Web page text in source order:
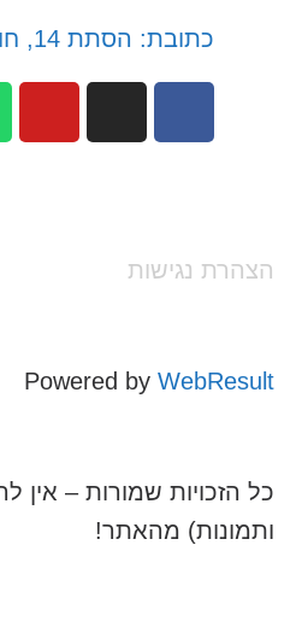
כתובת: הסתת 14, חולון
הצהרת נגישות
Powered byWebResult
כל הזכויות שמורות – אין
ותמונות) מהאתר!